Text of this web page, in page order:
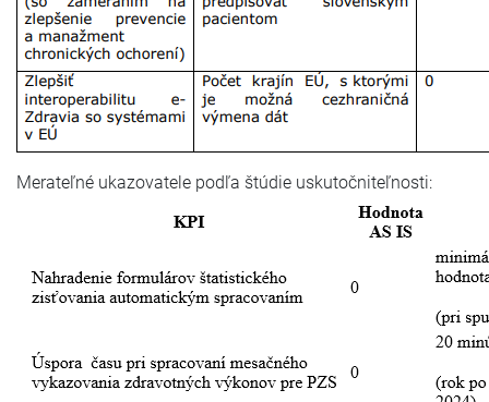
Merateľné ukazovatele podľa štúdie uskutočniteľnosti: